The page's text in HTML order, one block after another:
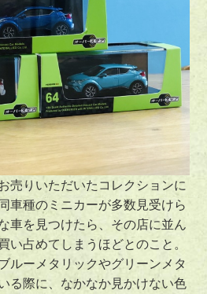
売りいただいたコレクションに
車種のミニカーが多数見受けら
車を見つけたら、その店に並ん
い占めてしまうほどとのこと。
ルーメタリックやグリーンメタ
る際に、なかなか見かけない色